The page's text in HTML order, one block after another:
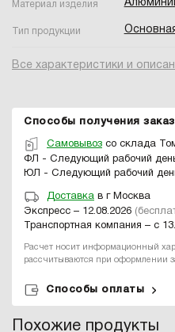
Материал изделия
Тип продукции
Все характеристики и
Способы получения
Самовывоз со склада
ФЛ - Следующий рабочий
ЮЛ - Следующий рабочий
Доставка в г Москва
Экспресс – 12.08.2026
Транспортная компания – с
Расчет носит информационный
рассчитываются при оформлении
Способы оплаты
Похожие продукты